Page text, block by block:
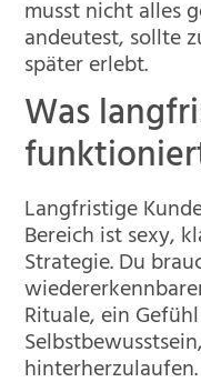
musst nicht alles
andeutest, sollte
später erlebt.
Was
Langfristige
Bereich ist sexy,
Strategie. Du
Rituale, ein
hinterherzulaufen.